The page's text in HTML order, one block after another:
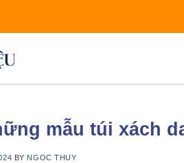
mẫu túi xách
BY NGOC THUY